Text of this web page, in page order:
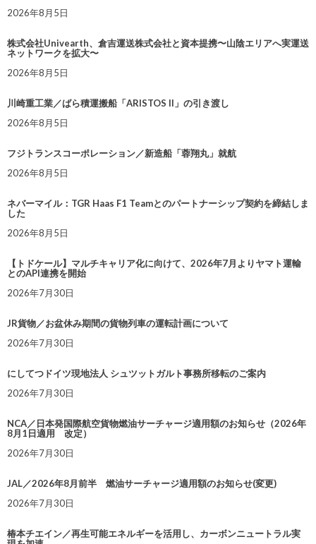
2026年8月5日
株式会社Univearth、倉吉運送株式会社と資本提携〜山陰エリアへ実運送
ネットワークを拡大〜
2026年8月5日
川崎重工業／ばら積運搬船「ARISTOS II」の引き渡し
2026年8月5日
フジトランスコーポレーション／新造船「蓉翔丸」就航
2026年8月5日
ネバーマイル：TGR Haas F1 Teamとのパートナーシップ契約を締結しま
した
2026年8月5日
【トドケール】マルチキャリア化に向けて、2026年7月よりヤマト運輸
とのAPI連携を開始
2026年7月30日
JR貨物／お盆休み期間の貨物列車の運転計画について
2026年7月30日
にしてつドイツ現地法人 シュツットガルト事務所移転のご案内
2026年7月30日
NCA／日本発国際航空貨物燃油サーチャージ適用額のお知らせ（2026年
8月1日適用 改定）
2026年7月30日
JAL／2026年8月前半 燃油サーチャージ適用額のお知らせ(変更)
2026年7月30日
椿本チエイン／再生可能エネルギーを活用し、カーボンニュートラル実